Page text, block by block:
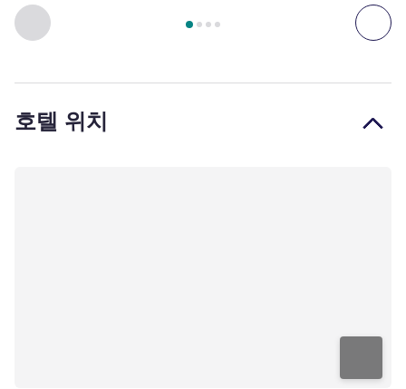
이전 - 객실 다
4/ 페이지 , 객실 1 : Kij Master Suite - King , 객실 2 : Kij
호텔 위치